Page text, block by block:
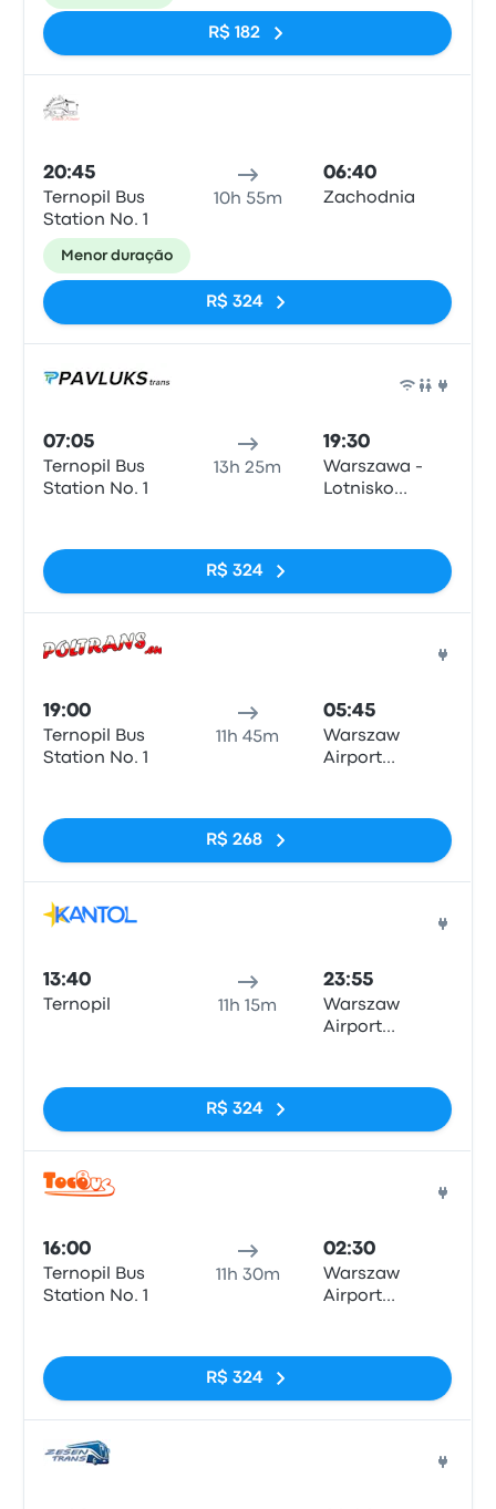
R$ 182
20:45
Ternopil Bus
Station No. 1
10h 55m
06:40
Zachodnia
Menor duração
R$ 324
07:05
Ternopil Bus
Station No. 1
13h 25m
19:30
Warszawa -
Lotnisko
R$ 324
19:00
Ternopil Bus
Station No. 1
11h 45m
05:45
Warszaw
Airport
R$ 268
13:40
Ternopil 11h 15m
23:55
Warszaw
Airport
R$ 324
16:00
Ternopil Bus
Station No. 1
11h 30m
02:30
Warszaw
Airport
R$ 324